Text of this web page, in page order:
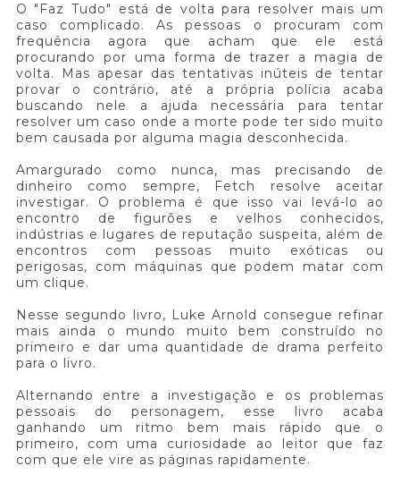
O "Faz Tudo" está de volta para resolver mais um
caso complicado. As pessoas o procuram com
frequência agora que acham que ele está
procurando por uma forma de trazer a magia de
volta. Mas apesar das tentativas inúteis de tentar
provar o contrário, até a própria polícia acaba
buscando nele a ajuda necessária para tentar
resolver um caso onde a morte pode ter sido muito
bem causada por alguma magia desconhecida.
Amargurado como nunca, mas precisando de
dinheiro como sempre, Fetch resolve aceitar
investigar. O problema é que isso vai levá-lo ao
encontro de figurões e velhos conhecidos,
indústrias e lugares de reputação suspeita, além de
encontros com pessoas muito exóticas ou
perigosas, com máquinas que podem matar com
um clique.
Nesse segundo livro, Luke Arnold consegue refinar
mais ainda o mundo muito bem construído no
primeiro e dar uma quantidade de drama perfeito
para o livro.
Alternando entre a investigação e os problemas
pessoais do personagem, esse livro acaba
ganhando um ritmo bem mais rápido que o
primeiro, com uma curiosidade ao leitor que faz
com que ele vire as páginas rapidamente.